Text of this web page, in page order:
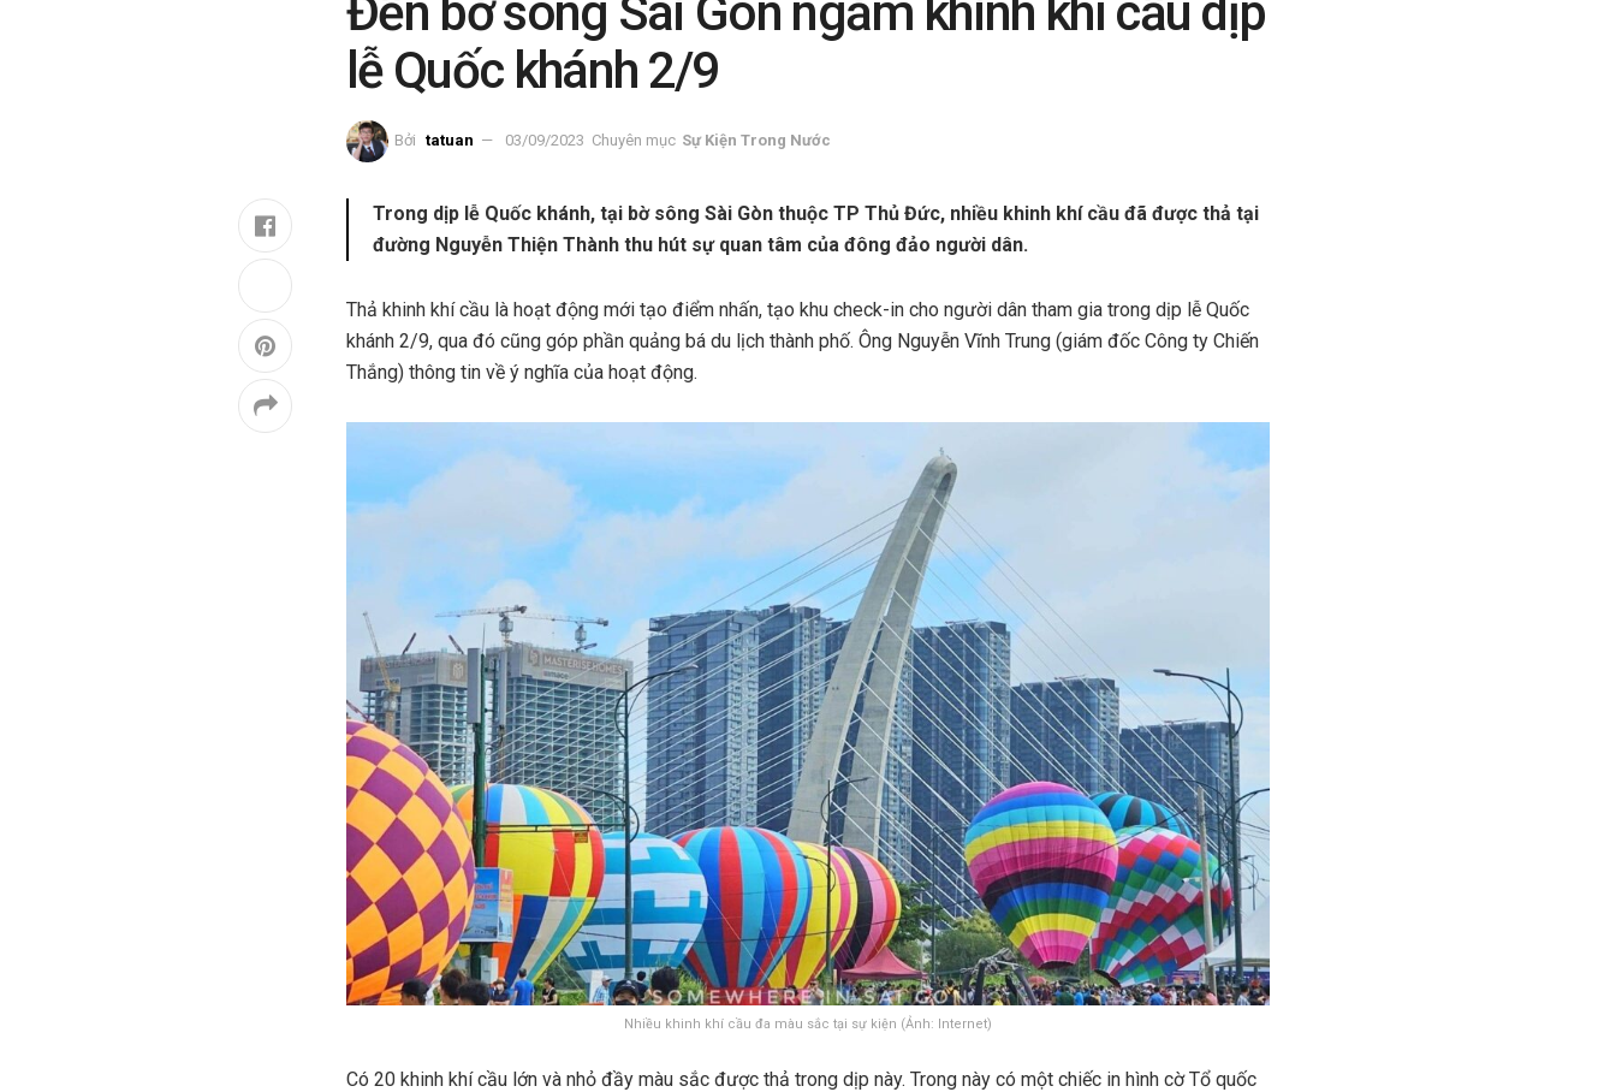
Đến bờ sông Sài Gòn ngắm khinh khí cầu dịp
lễ Quốc khánh 2/9
Bởi tatuan 03/09/2023 Chuyên mục Sự Kiện Trong Nước
Trong dịp lễ Quốc khánh, tại bờ sông Sài Gòn thuộc TP Thủ Đức, nhiều khinh khí cầu đã được thả tại
đường Nguyễn Thiện Thành thu hút sự quan tâm của đông đảo người dân.
Thả khinh khí cầu là hoạt động mới tạo điểm nhấn, tạo khu check-in cho người dân tham gia trong dịp lễ Quốc
khánh 2/9, qua đó cũng góp phần quảng bá du lịch thành phố. Ông Nguyễn Vĩnh Trung (giám đốc Công ty Chiến
Thắng) thông tin về ý nghĩa của hoạt động.
Nhiều khinh khí cầu đa màu sắc tại sự kiện (Ảnh: Internet)
Có 20 khinh khí cầu lớn và nhỏ đầy màu sắc được thả trong dịp này. Trong này có một chiếc in hình cờ Tổ quốc